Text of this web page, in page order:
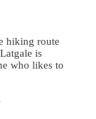
hiking route
is
who likes to